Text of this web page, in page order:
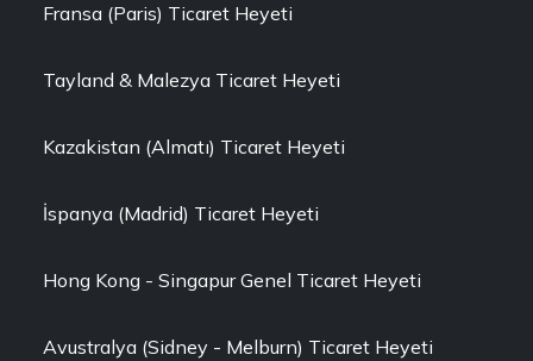
Fransa (Paris) Ticaret Heyeti
Tayland & Malezya Ticaret Heyeti
Kazakistan (Almatı) Ticaret Heyeti
İspanya (Madrid) Ticaret Heyeti
Hong Kong - Singapur Genel Ticaret Heyeti
Avustralya (Sidney - Melburn) Ticaret Heyeti